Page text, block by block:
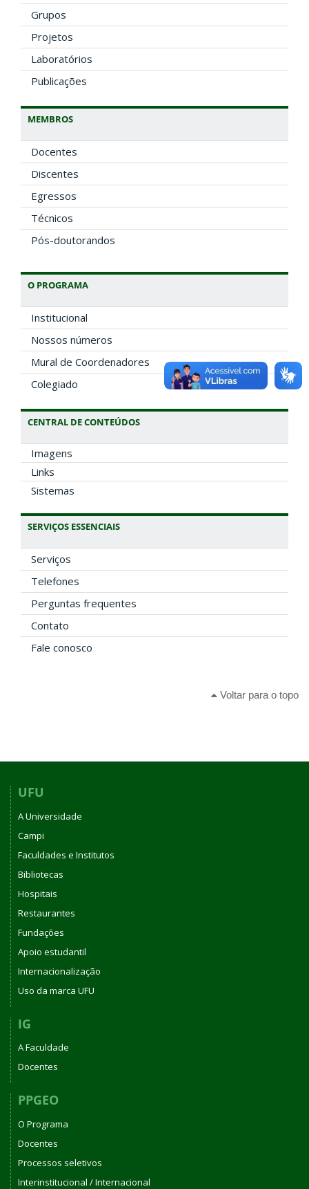
Grupos
Projetos
Laboratórios
Publicações
MEMBROS
Docentes
Discentes
Egressos
Técnicos
Pós-doutorandos
O PROGRAMA
Institucional
Nossos números
Mural de Coordenadores
Colegiado
CENTRAL DE CONTEÚDOS
Imagens
Links
Sistemas
SERVIÇOS ESSENCIAIS
Serviços
Telefones
Perguntas frequentes
Contato
Fale conosco
Voltar para o topo
UFU
A Universidade
Campi
Faculdades e Institutos
Bibliotecas
Hospitais
Restaurantes
Fundações
Apoio estudantil
Internacionalização
Uso da marca UFU
IG
A Faculdade
Docentes
PPGEO
O Programa
Docentes
Processos seletivos
Interinstitucional / Internacional